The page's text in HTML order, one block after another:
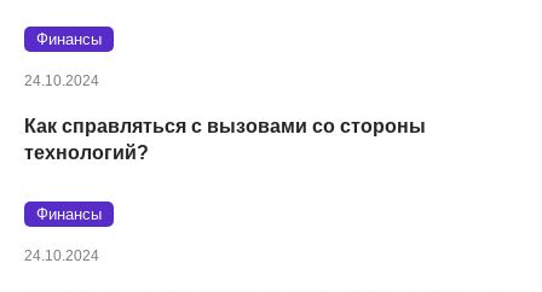
Финансы
24.10.2024
Как справляться с вызовами со стороны
технологий?
Финансы
24.10.2024